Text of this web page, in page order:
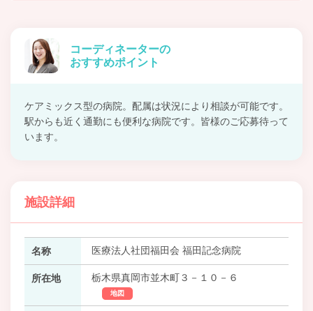
コーディネーターの
おすすめポイント
ケアミックス型の病院。配属は状況により相談が可能です。
駅からも近く通勤にも便利な病院です。皆様のご応募待って
います。
施設詳細
名称 医療法人社団福田会 福田記念病院
所在地 栃木県真岡市並木町３－１０－６
地図